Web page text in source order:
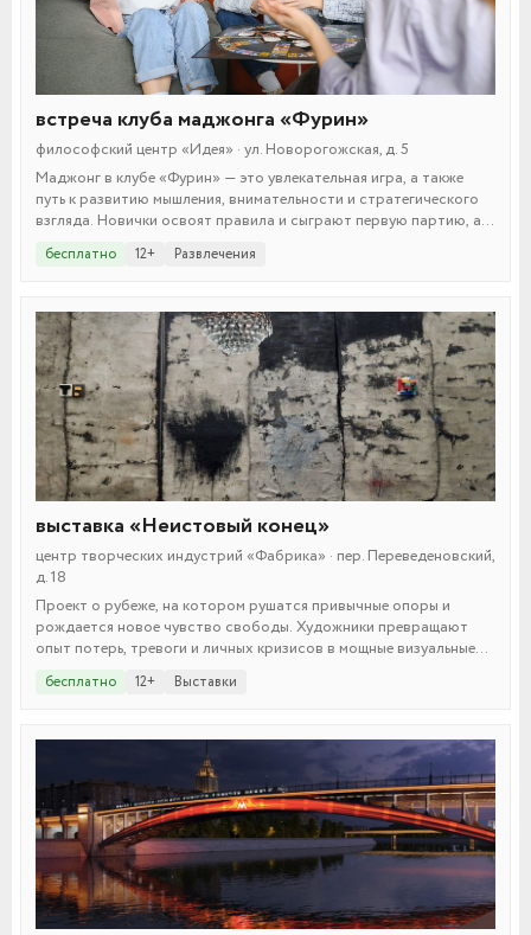
встреча клуба маджонга «Фурин»
философский центр «Идея» · ул. Новорогожская, д. 5
Маджонг в клубе «Фурин» — это увлекательная игра, а также
путь к развитию мышления, внимательности и стратегического
взгляда. Новички освоят правила и сыграют первую партию, а
опытные игроки углубят знания и обсудят сложные тактики.
бесплатно 12+ Развлечения
выставка «Неистовый конец»
центр творческих индустрий «Фабрика» · пер. Переведеновский,
д. 18
Проект о рубеже, на котором рушатся привычные опоры и
рождается новое чувство свободы. Художники превращают
опыт потерь, тревоги и личных кризисов в мощные визуальные
высказывания — от темных, плотных листов до почти
светящихся работ о надежде и упрямом стремлении жить
начало.
бесплатно 12+ Выставки